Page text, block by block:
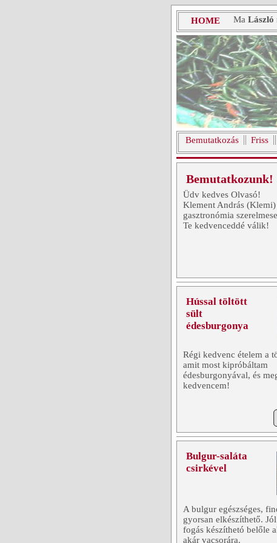
HOME Ma László
Bemutatkozás Friss
Bemutatkozunk!
Üdv kedves Olvasó!
Klement András
gasztronómia
Te kedvenceddé válik!
Hússal töltött
sült
édesburgonya
Régi kedvenc ételem a
amit most kipróbáltam
édesburgonyával, és
kedvencem!
Bulgur-saláta
csirkével
A bulgur egészséges,
gyorsan elkészíthető.
fogás készíthetó belőle
akár vacsorára.